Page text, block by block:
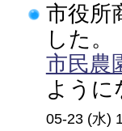
市役所
した。
市民農
よう
05-23 (水)